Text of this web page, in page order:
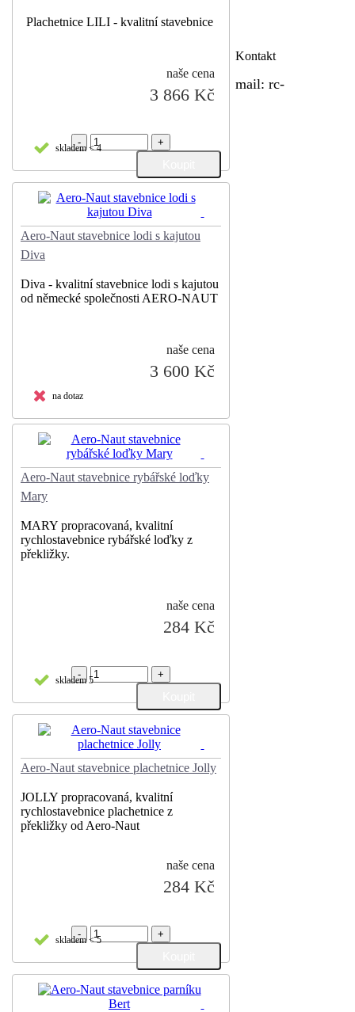
Plachetnice LILI - kvalitní stavebnice
naše cena
3 866 Kč
skladem < 4
- +
Aero-Naut stavebnice lodi s kajutou
Diva
Diva - kvalitní stavebnice lodi s kajutou
od německé společnosti AERO-NAUT
naše cena
3 600 Kč
na dotaz
Aero-Naut stavebnice rybářské loďky
Mary
MARY propracovaná, kvalitní
rychlostavebnice rybářské loďky z
překližky.
naše cena
284 Kč
skladem 5
- +
Aero-Naut stavebnice plachetnice Jolly
JOLLY propracovaná, kvalitní
rychlostavebnice plachetnice z
překližky od Aero-Naut
naše cena
284 Kč
skladem < 5
- +
Kontakt
mail: rc-